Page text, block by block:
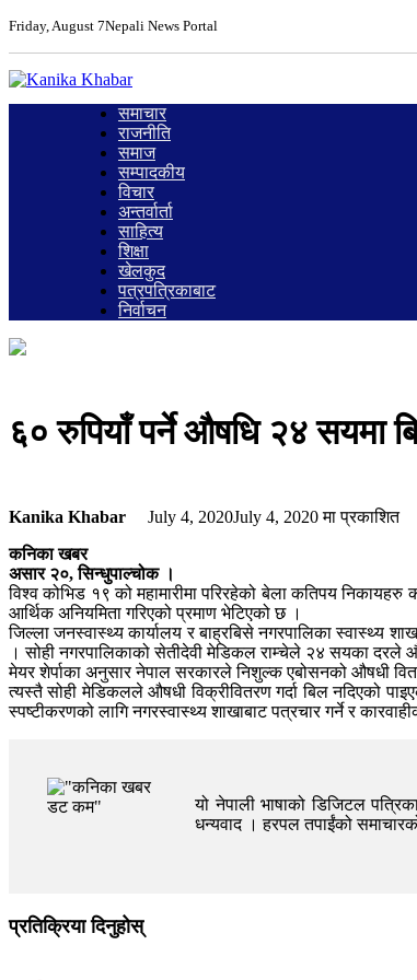
Friday, August 7Nepali News Portal
समाचार
राजनीति
समाज
सम्पादकीय
विचार
अन्तर्वार्ता
साहित्य
शिक्षा
खेलकुद
पत्रपत्रिकाबाट
निर्वाचन
६० रुपियाँ पर्ने औषधि २४ सयमा
Kanika Khabar July 4, 2020July 4, 2020मा प्रकाशित
कनिका खबर
असार २०, सिन्धुपाल्चोक ।
विश्व कोभिड १९ को महामारीमा परिरहेको बेला कतिपय
आर्थिक अनियमिता गरिएको प्रमाण भेटिएको छ ।
जिल्ला जनस्वास्थ्य कार्यालय र बाह्रबिसे नगरपालिका स्वास्थ्य
। सोही नगरपालिकाको सेतीदेवी मेडिकल राम्चेले २४ सयका दरले
मेयर शेर्पाका अनुसार नेपाल सरकारले निशुल्क एबोसनको औषधी
त्यस्तै सोही मेडिकलले औषधी विक्रीवितरण गर्दा बिल नदिएको
स्पष्टीकरणको लागि नगरस्वास्थ्य शाखाबाट पत्रचार गर्ने र
यो नेपाली भाषाको डिजिटल
धन्यवाद । हरपल तपाईंको
प्रतिक्रिया दिनुहोस्